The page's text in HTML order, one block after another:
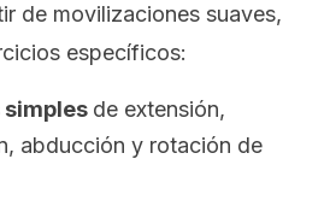
de movilizaciones suaves,
específicos:
de extensión,
abducción y rotación de